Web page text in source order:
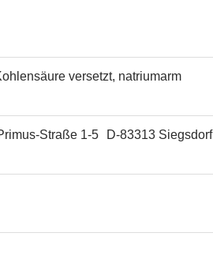
versetzt, natriumarm
Straße 1-5 D-83313 Siegsdorf